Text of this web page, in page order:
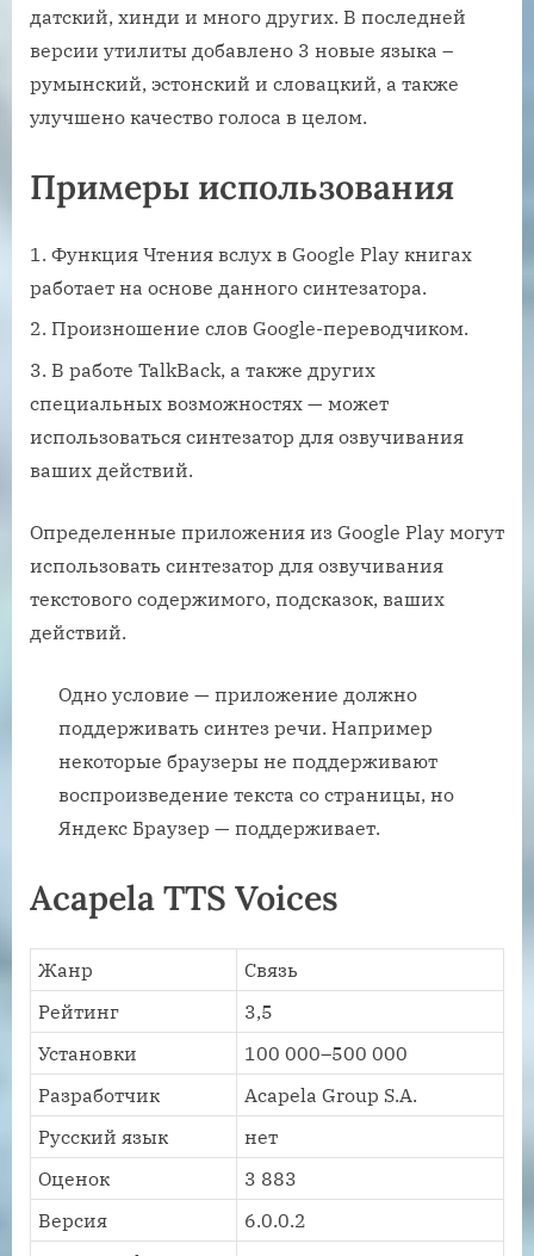
датский, хинди и много других. В последней
версии утилиты добавлено 3 новые языка –
румынский, эстонский и словацкий, а также
улучшено качество голоса в целом.
Примеры использования
Функция Чтения вслух в Google Play книгах
работает на основе данного синтезатора.
Произношение слов Google-переводчиком.
В работе TalkBack, а также других
специальных возможностях — может
использоваться синтезатор для озвучивания
ваших действий.
Определенные приложения из Google Play могут
использовать синтезатор для озвучивания
текстового содержимого, подсказок, ваших
действий.
Одно условие — приложение должно
поддерживать синтез речи. Например
некоторые браузеры не поддерживают
воспроизведение текста со страницы, но
Яндекс Браузер — поддерживает.
Acapela TTS Voices
Жанр
Связь
Рейтинг
3,5
Установки
100 000–500 000
Разработчик
Acapela Group S.A.
Русский язык
нет
Оценок
3 883
Версия
6.0.0.2